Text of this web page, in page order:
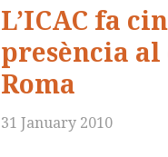
L’ICAC fa
presència al
Roma
31 January 2010